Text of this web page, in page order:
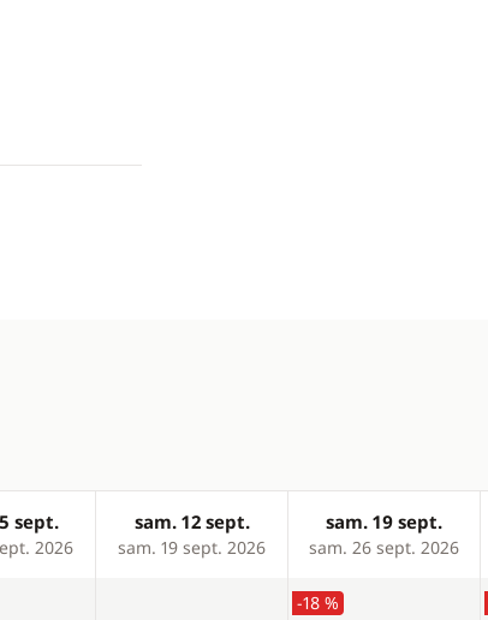
sept.
2026
sam. 12 sept.
sam. 19 sept. 2026
sam. 19 sept.
sam. 26 sept. 2026
-18 %